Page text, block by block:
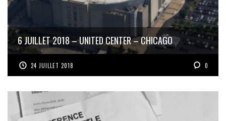
6 JUILLET 2018 – UNITED CENTER – CHICAGO
24 JUILLET 2018 0